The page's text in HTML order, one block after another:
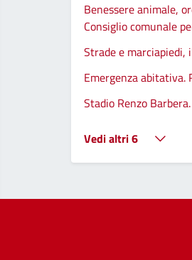
Benessere animale,
Consiglio comunale
Strade e marciapiedi,
Emergenza abitativa.
Stadio Renzo
Vedi altri 6